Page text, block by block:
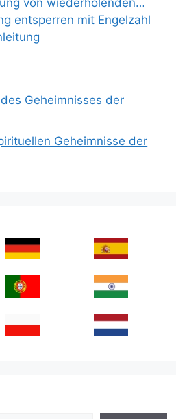
entsperren mit Engelzahl
Geheimnisses der
Geheimnisse der